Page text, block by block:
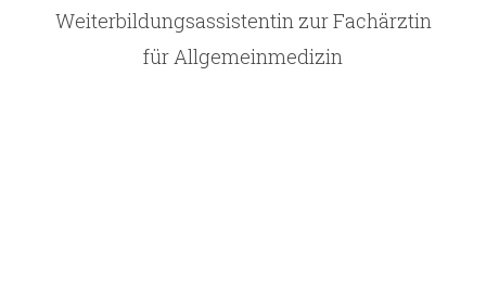
Weiterbildungsassistentin zur Fachärztin
für Allgemeinmedizin